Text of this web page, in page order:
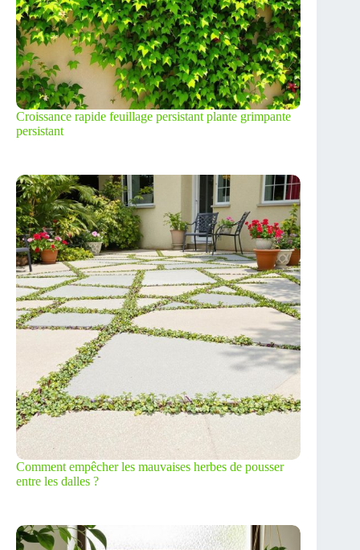
Croissance rapide feuillage persistant plante grimpante
persistant
Comment empêcher les mauvaises herbes de pousser
entre les dalles ?